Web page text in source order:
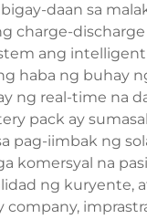
daan sa
charge-discharge
ang
haba ng buhay
ng real-time na
pack ay
pag-iimbak ng
komersyal na
ng kuryente,
company,